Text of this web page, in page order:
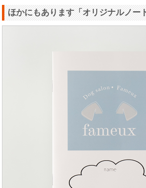
ほかにもあります「オリジナルノー